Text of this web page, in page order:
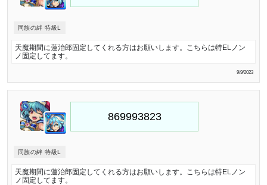
同族の絆 特級L
天魔期間に蓮治郎固定してくれる方はお願いします。こちらは特ELノン
ノ固定してます。
9/9/2023
同族の絆 特級L
天魔期間に蓮治郎固定してくれる方はお願いします。こちらは特ELノン
ノ固定してます。